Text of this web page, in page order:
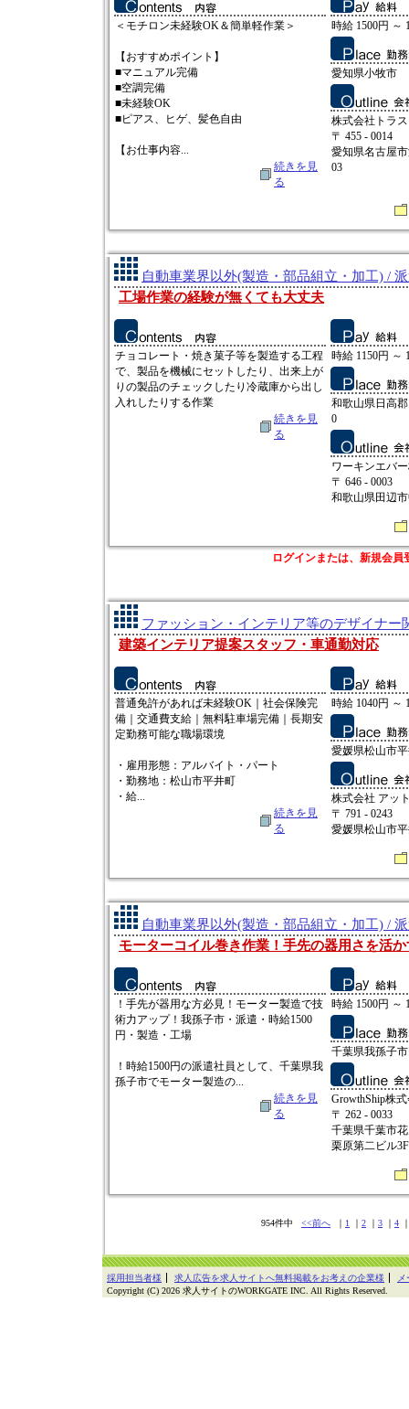
＜モチロン未経験OK＆簡単軽作業＞
【おすすめポイント】
■マニュアル完備
■空調完備
■未経験OK
■ピアス、ヒゲ、髪色自由
【お仕事内容...
続きを見
る
時給 1500円 ～
愛知県小牧市
株式会社トラ
〒 455 - 0014
愛知県名古屋
03
自動車業界以外(製造・部品組立・加工) /
工場作業の経験が無くても大丈夫
チョコレート・焼き菓子等を製造する工程
で、製品を機械にセットしたり、出来上が
りの製品のチェックしたり冷蔵庫から出し
入れしたりする作業
続きを見
る
時給 1150円 ～
和歌山県日高
0
ワーキンエバ
〒 646 - 0003
和歌山県田辺
ログインまたは、新規会
ファッション・インテリア等のデザイナー
建築インテリア提案スタッフ・車通勤対応
普通免許があれば未経験OK｜社会保険完
備｜交通費支給｜無料駐車場完備｜長期安
定勤務可能な職場環境
・雇用形態：アルバイト・パート
・勤務地：松山市平井町
・給...
続きを見
る
時給 1040円 ～
愛媛県松山市
株式会社 アッ
〒 791 - 0243
愛媛県松山市
自動車業界以外(製造・部品組立・加工) /
モーターコイル巻き作業！手先の器用さを活
！手先が器用な方必見！モーター製造で技
術力アップ！我孫子市・派遣・時給1500
円・製造・工場
！時給1500円の派遣社員として、千葉県我
孫子市でモーター製造の...
続きを見
る
時給 1500円 ～
千葉県我孫子
GrowthShip株
〒 262 - 0033
千葉県千葉市
栗原第二ビル3F
954件中 <<前へ ｜ 1 ｜ 2 ｜ 3 ｜ 4
採用担当者様 求人広告を求人サイトへ無料掲載をお考えの企業様
Copyright (C) 2026 求人サイトのWORKGATE INC. All Rights Reserved.